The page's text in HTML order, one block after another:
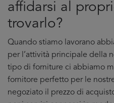
affidarsi al
trovarlo?
Quando stiamo lavorano
per l’attività principale della
tipo di forniture ci abbiamo
fornitore perfetto per le
negoziato il prezzo di